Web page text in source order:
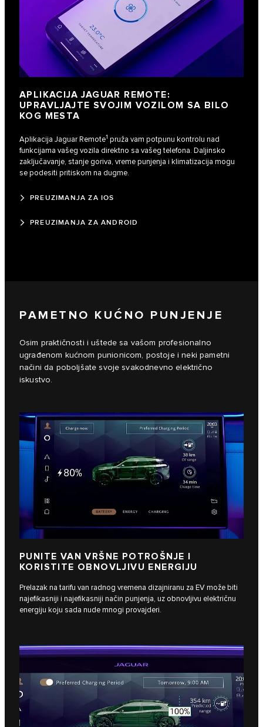
APLIKACIJA JAGUAR REMOTE:
UPRAVLJAJTE SVOJIM VOZILOM SA BILO
KOG MESTA
Aplikacija Jaguar Remote1 pruža vam potpunu kontrolu nad
funkcijama vašeg vozila direktno sa vašeg telefona. Daljinsko
zaključavanje, stanje goriva, vreme punjenja i klimatizacija mogu
se podesiti pritiskom na dugme.
PREUZIMANJA ZA IOS
PREUZIMANJA ZA ANDROID
PAMETNO KUĆNO PUNJENJE
Osim praktičnosti i uštede sa vašom profesionalno
ugrađenom kućnom punionicom, postoje i neki pametni
načini da poboljšate svoje svakodnevno električno
iskustvo.
PUNITE VAN VRŠNE POTROŠNJE I
KORISTITE OBNOVLJIVU ENERGIJU
Prelazak na tarifu van radnog vremena dizajniranu za EV može biti
najefikasniji i najefikasniji način punjenja, uz obnovljivu električnu
energiju koju sada nude mnogi provajderi.